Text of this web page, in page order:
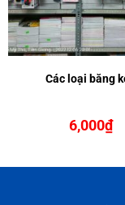
Các loại băng
6,000₫